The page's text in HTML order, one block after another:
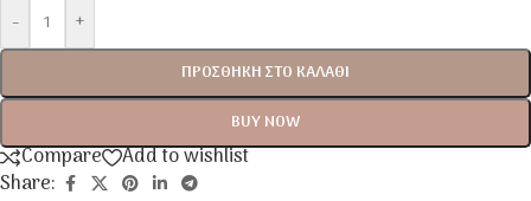
-
+
ΠΡΟΣΘΉΚΗ ΣΤΟ ΚΑΛΆΘΙ
BUY NOW
Compare
Add to wishlist
Share: